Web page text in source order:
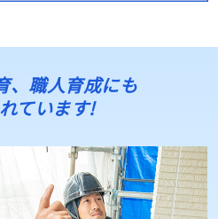
、職人育成にも
ています!